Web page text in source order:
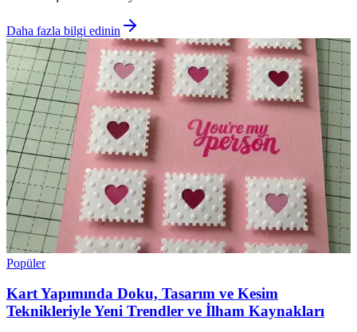
Daha fazla bilgi edinin
Popüler
Kart Yapımında Doku, Tasarım ve Kesim
Teknikleriyle Yeni Trendler ve İlham Kaynakları